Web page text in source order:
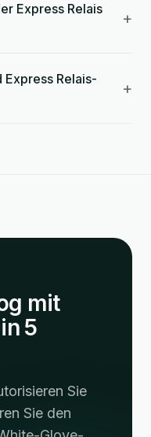
Express Relais
+
Relais-
+
mit
5
Sie
Sie den